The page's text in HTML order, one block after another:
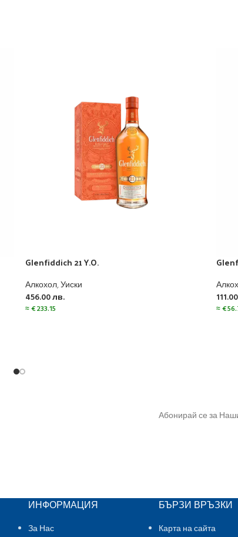
Glenfiddich 21 Y.O.
Алкохол,Уиски
456.00лв.
≈€233.15
111.00
≈€
Абонирай се за
ИНФОРМАЦИЯ
За Нас
БЪРЗИ ВРЪЗКИ
Карта на сайта